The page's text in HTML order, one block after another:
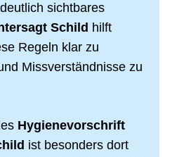
sichtbares
Schild hilft
Regeln klar zu
Missverständnisse zu
Hygienevorschrift
ist besonders dort